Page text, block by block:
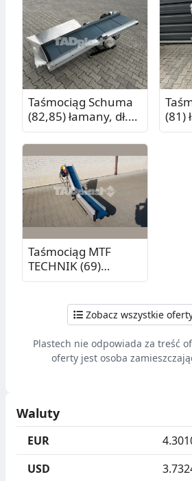
Taśmociąg Schuma
(82,85) łamany, dł.
cz. pion. 1,00 m, dł.
cz. poz. 1,05 m
(81)
Taśmociąg MTF
TECHNIK (69)
łamany, dł. cz. pion.
Zobacz wszystkie
Plastech nie odpowiada za treść
oferty jest osoba
Waluty
EUR
USD